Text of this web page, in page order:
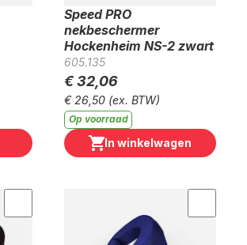
Speed PRO
nekbeschermer
Hockenheim NS-2 zwart
605.135
€ 32,06
€ 26,50 (ex. BTW)
Op voorraad
In winkelwagen